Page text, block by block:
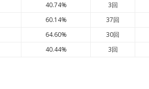
40.74% 3回
60.14% 37回
64.60% 30回
40.44% 3回